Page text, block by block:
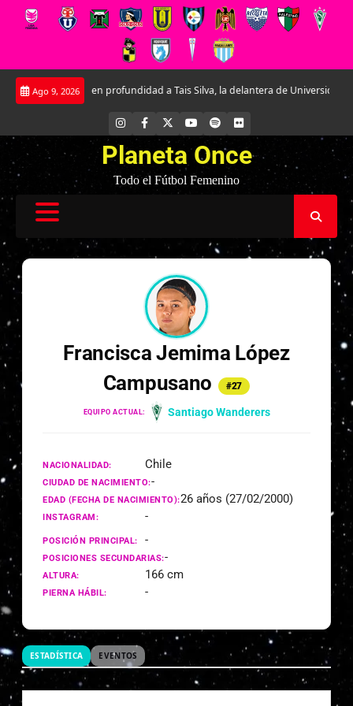
Saltar
Ago 9, 2026
Conociendo en profundidad a Tais Silva, la delantera de Universidad
INSTAGRAM
FACEBOOK YOUTUBE
SPOTIFYFLICKR
Planeta Once
Todo el Fútbol Femenino
Francisca Jemima López
Campusano
#27
EQUIPO ACTUAL: Santiago Wanderers
NACIONALIDAD: Chile
CIUDAD DE NACIMIENTO:-
EDAD (FECHA DE NACIMIENTO):26 años (27/02/2000)
INSTAGRAM: -
POSICIÓN PRINCIPAL: -
POSICIONES SECUNDARIAS:-
ALTURA: 166 cm
PIERNA HÁBIL: -
ESTADÍSTICA EVENTOS